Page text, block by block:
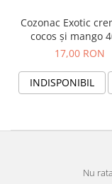
Prajituri artizanale
Fursecuri cu unt
Chec cu iaurt
Cozonac Exotic
cocos și mango
17,00 RON
INDISPONIBIL
Nu